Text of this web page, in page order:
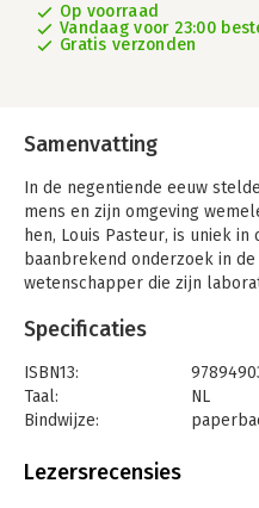
Op voorraad
Vandaag voor 23:00
Gratis verzonden
Samenvatting
In de negentiende eeuw
mens en zijn omgeving
hen, Louis Pasteur, is uniek
baanbrekend onderzoek in
wetenschapper die zijn
spelen in onze samenleving.
Pasteur en de wereld waarin
coronavirus en die tegen de
sprake van een onzichtbare
Specificaties
ISBN13:
Taal:
NL
Bindwijze:
Uitgever:
Lezersrecensies